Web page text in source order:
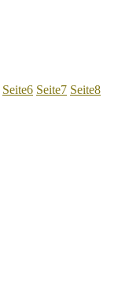
Seite6 Seite7 Seite8